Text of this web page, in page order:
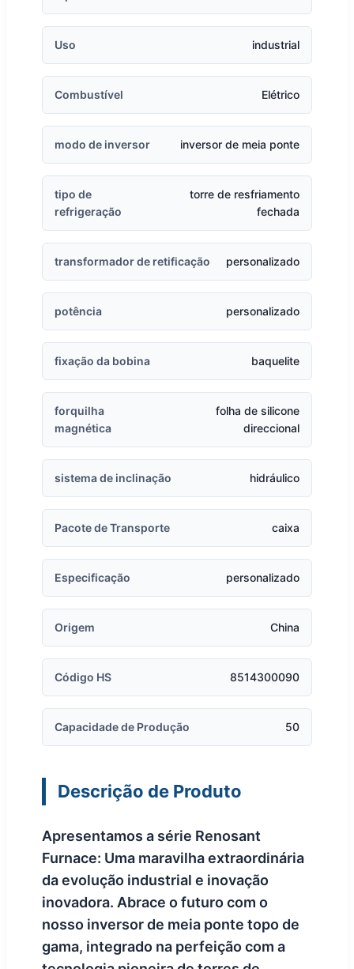
Uso industrial
Combustível Elétrico
modo de inversor inversor de meia ponte
tipo de
refrigeração
torre de resfriamento
fechada
transformador de retificação personalizado
potência personalizado
fixação da bobina baquelite
forquilha
magnética
folha de silicone
direccional
sistema de inclinação hidráulico
Pacote de Transporte caixa
Especificação personalizado
Origem China
Código HS 8514300090
Capacidade de Produção 50
Descrição de Produto
Apresentamos a série Renosant
Furnace: Uma maravilha extraordinária
da evolução industrial e inovação
inovadora. Abrace o futuro com o
nosso inversor de meia ponte topo de
gama, integrado na perfeição com a